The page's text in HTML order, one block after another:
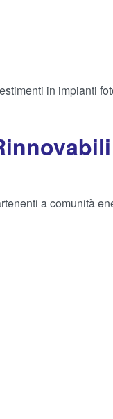
in impianti
a comunità